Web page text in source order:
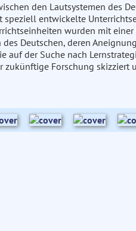
den Lautsystemen des
entwickelte
wurden mit
Deutschen, deren
auf der Suche nach
zukünftige Forschung skizziert